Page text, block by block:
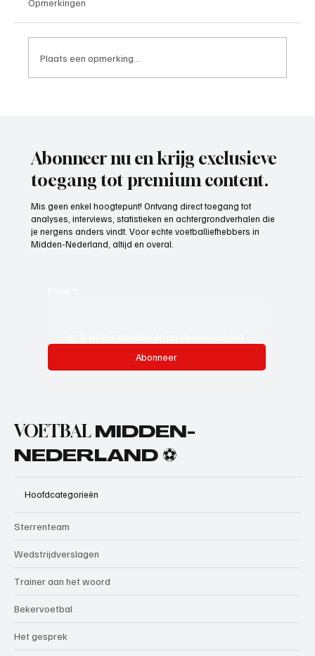
Opmerkingen
Plaats een opmerking...
Abonneer nu en krijg exclusieve
toegang tot premium content.
Mis geen enkel hoogtepunt! Ontvang direct toegang tot
analyses, interviews, statistieken en achtergrondverhalen die
je nergens anders vindt. Voor echte voetballiefhebbers in
Midden-Nederland, altijd en overal.
Abonneer
VOETBAL MIDDEN-
NEDERLAND ⚽
Hoofdcategorieën
Sterrenteam
Wedstrijdverslagen
Trainer aan het woord
Bekervoetbal
Het gesprek